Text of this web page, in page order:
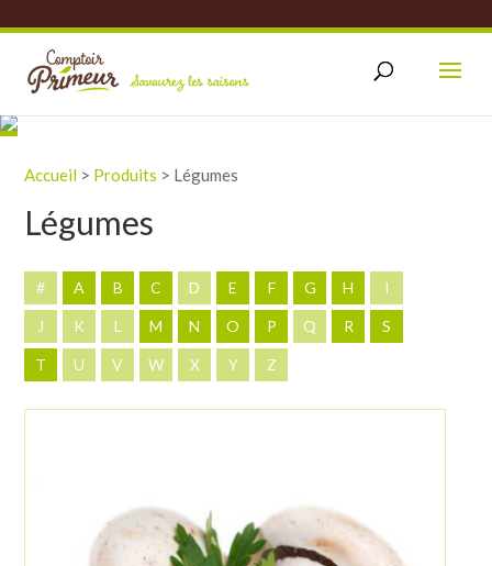
Accueil > Produits > Légumes
Légumes
# A B C D E F G H I
J K L M N O P Q R S
T U V W X Y Z